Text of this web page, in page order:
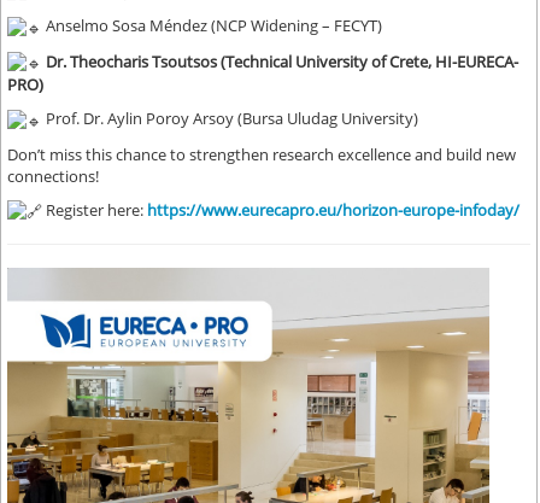
Anselmo Sosa Méndez (NCP Widening – FECYT)
Dr. Theocharis Tsoutsos (Technical University of Crete, HI-EURECA-
PRO)
Prof. Dr. Aylin Poroy Arsoy (Bursa Uludag University)
Don’t miss this chance to strengthen research excellence and build new
connections!
Register here: https://www.eurecapro.eu/horizon-europe-infoday/